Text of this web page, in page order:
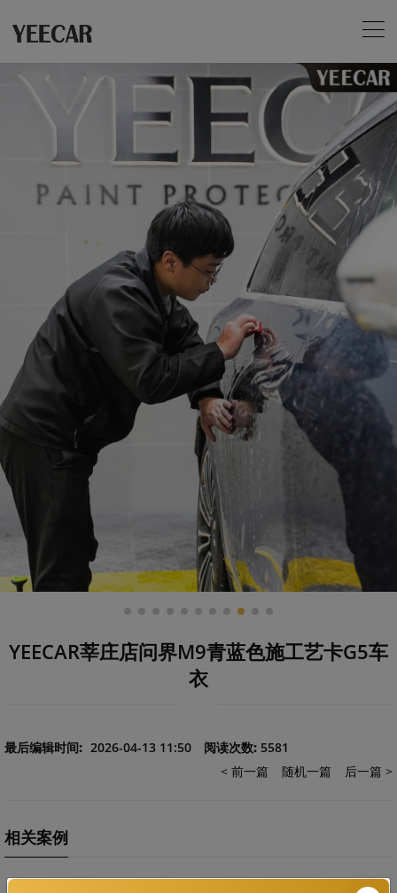
YEECAR莘庄店问界M9青蓝色施工艺卡G5车
衣
最后编辑时间: 2026-04-13 11:50 阅读次数:5581
< 前一篇
随机一篇 后一篇 >
相关案例